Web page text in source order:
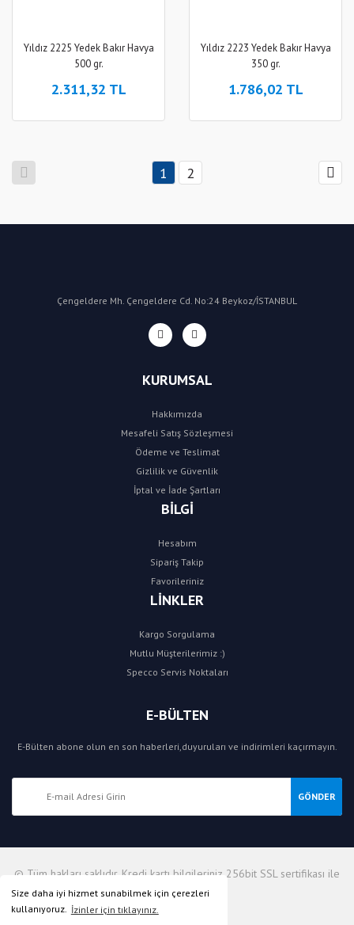
Size daha iyi hizmet sunabilmek için çerezleri
kullanıyoruz. İzinler için tıklayınız.
Yıldız 2225 Yedek Bakır Havya
500 gr.
2.311,32 TL
Yıldız 2223 Yedek Bakır Havya
350 gr.
1.786,02 TL
1 2
Çengeldere Mh. Çengeldere Cd. No:24 Beykoz/İSTANBUL
KURUMSAL
Hakkımızda
Mesafeli Satış Sözleşmesi
Ödeme ve Teslimat
Gizlilik ve Güvenlik
İptal ve İade Şartları
BİLGİ
Hesabım
Sipariş Takip
Favorileriniz
LİNKLER
Kargo Sorgulama
Mutlu Müşterilerimiz :)
Specco Servis Noktaları
E-BÜLTEN
E-Bülten abone olun en son haberleri,duyuruları ve indirimleri kaçırmayın.
GÖNDER
© Tüm hakları saklıdır. Kredi kartı bilgileriniz 256bit SSL sertifikası ile
korunmaktadır.